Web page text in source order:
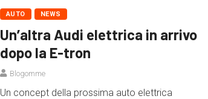
AUTO NEWS
Un’altra Audi elettrica in arrivo
dopo la E-tron
Blogomme
Un concept della prossima auto elettrica